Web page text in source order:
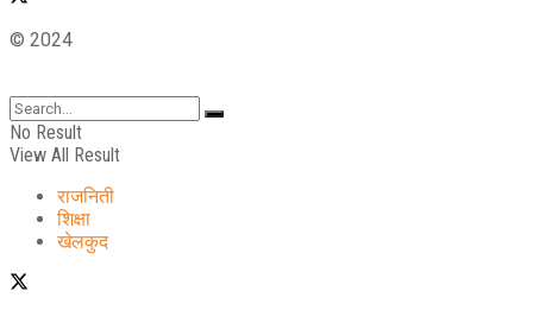
© 2024
No Result
View All Result
राजनिती
शिक्षा
खेलकुद